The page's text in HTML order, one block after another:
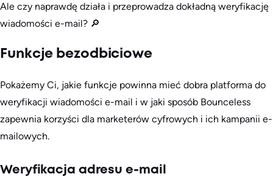
Ale czy naprawdę działa i przeprowadza dokładną weryfikację
wiadomości e-mail? 🔎
Funkcje bezodbiciowe
Pokażemy Ci, jakie funkcje powinna mieć dobra platforma do
weryfikacji wiadomości e-mail i w jaki sposób Bounceless
zapewnia korzyści dla marketerów cyfrowych i ich kampanii e-
mailowych.
Weryfikacja adresu e-mail